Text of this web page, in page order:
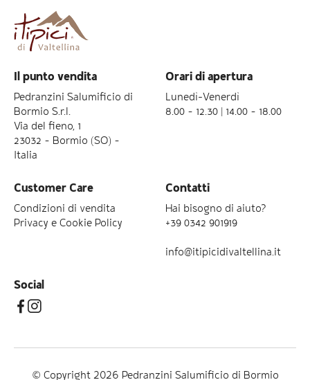
Il punto vendita
Pedranzini Salumificio di
Bormio S.r.l.
Via del fieno, 1
23032 – Bormio (SO) –
Italia
Orari di apertura
Lunedì-Venerdì
8.00 – 12.30 | 14.00 – 18.00
Customer Care
Condizioni di vendita
Privacy e Cookie Policy
Contatti
Hai bisogno di aiuto?
+39 0342 901919
info@itipicidivaltellina.it
Social
© Copyright 2026 Pedranzini Salumificio di Bormio